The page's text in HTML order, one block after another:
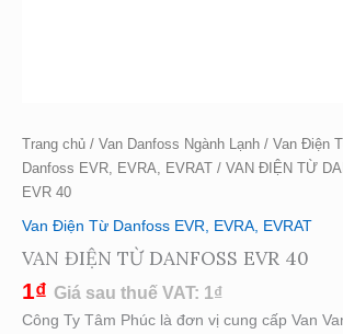
Trang chủ / Van Danfoss Ngành Lạnh / Van Điện
Danfoss EVR, EVRA, EVRAT
/ VAN ĐIỆN TỪ
EVR 40
Van Điện Từ Danfoss EVR, EVRA, EVRAT
VAN ĐIỆN TỪ DANFOSS EVR 40
1₫ Giá sau thuế VAT: 1₫
Công Ty Tâm Phúc là đơn vị cung cấp Van